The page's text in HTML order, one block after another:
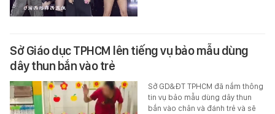
Sở Giáo dục TPHCM lên tiếng vụ bảo mẫu dùng
dây thun bắn vào trẻ
Sở GD&ĐT TPHCM đã nắm thông
tin vụ bảo mẫu dùng dây thun
bắn vào chân và đánh trẻ và sẽ